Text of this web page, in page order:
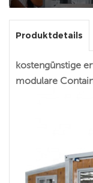
Produktdetails
kostengünstige
modulare